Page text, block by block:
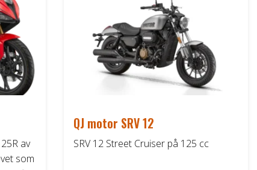
av
som
QJ motor SRV 12
SRV 12 Street Cruiser på 125 cc